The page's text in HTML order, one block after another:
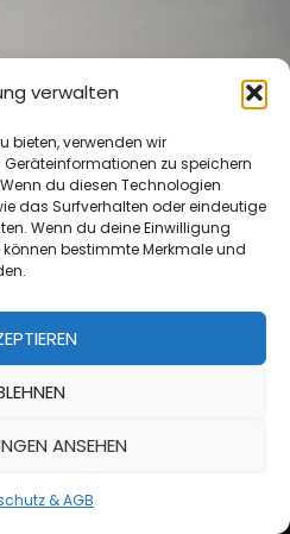
verwalten
bieten, verwenden wir
zu speichern
du diesen Technologien
das Surfverhalten oder eindeutige
Wenn du deine Einwilligung
bestimmte Merkmale und
ANSEHEN
& AGB
Hund und kein Problem
zeigte. Solang Gesundheit,
Menge vorhanden
„Fälle“. Meine Stärken sind
Arbeiten.
Hund
oder ruf mich an!